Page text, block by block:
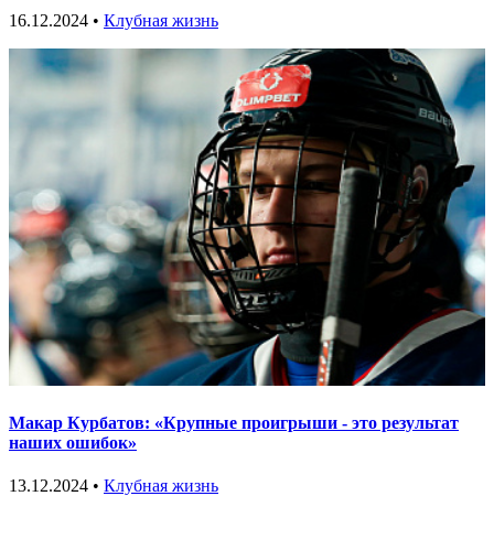
16.12.2024 • Клубная жизнь
Макар Курбатов: «Крупные проигрыши - это результат
наших ошибок»
13.12.2024 • Клубная жизнь